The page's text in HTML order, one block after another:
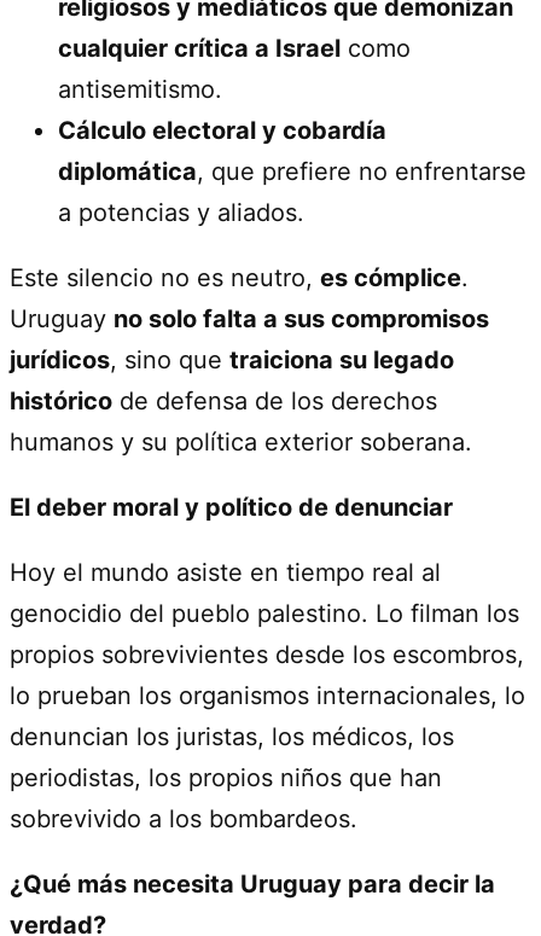
religiosos y mediáticos que demonizan
cualquier crítica a Israel como
antisemitismo.
Cálculo electoral y cobardía
diplomática, que prefiere no enfrentarse
a potencias y aliados.
Este silencio no es neutro, es cómplice.
Uruguay no solo falta a sus compromisos
jurídicos, sino que traiciona su legado
histórico de defensa de los derechos
humanos y su política exterior soberana.
El deber moral y político de denunciar
Hoy el mundo asiste en tiempo real al
genocidio del pueblo palestino. Lo filman los
propios sobrevivientes desde los escombros,
lo prueban los organismos internacionales, lo
denuncian los juristas, los médicos, los
periodistas, los propios niños que han
sobrevivido a los bombardeos.
¿Qué más necesita Uruguay para decir la
verdad?